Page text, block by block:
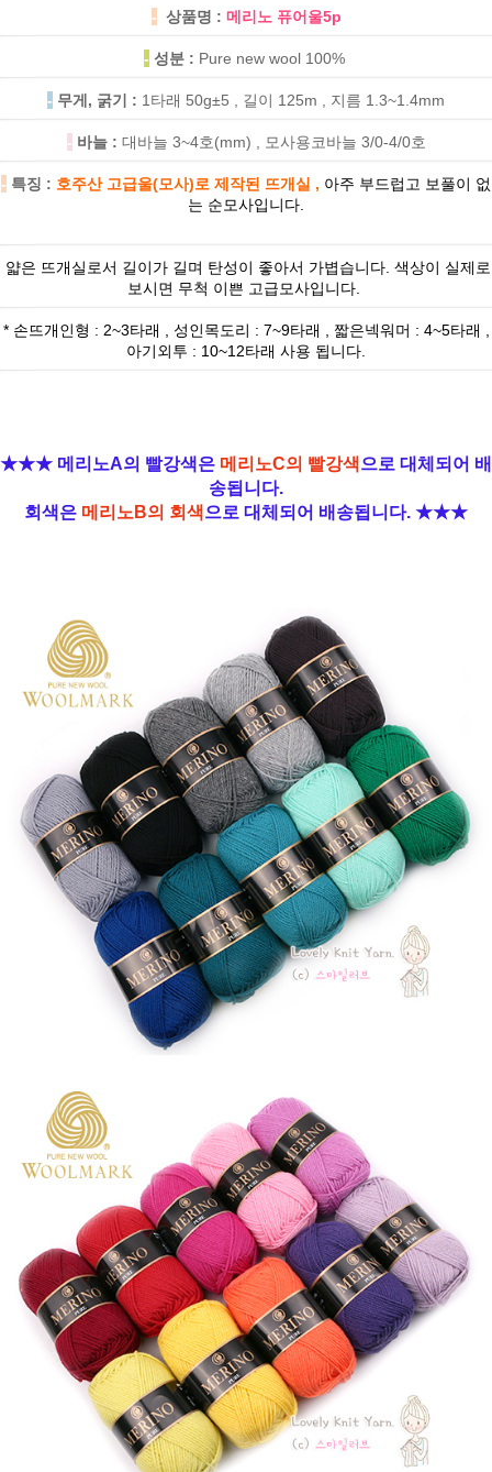
- 상품명 : 메리노 퓨어울5p
- 성분 : Pure new wool 100%
- 무게, 굵기 : 1타래 50g±5 , 길이 125m , 지름 1.3~1.4mm
- 바늘 : 대바늘 3~4호(mm) , 모사용코바늘 3/0-4/0호
- 특징 : 호주산 고급울(모사)로 제작된 뜨개실 , 아주 부드럽고 보풀이 없
는 순모사입니다.
얇은 뜨개실로서 길이가 길며 탄성이 좋아서 가볍습니다. 색상이 실제로
보시면 무척 이쁜 고급모사입니다.
* 손뜨개인형 : 2~3타래 , 성인목도리 : 7~9타래 , 짧은넥워머 : 4~5타래 ,
아기외투 : 10~12타래 사용 됩니다.
★★★ 메리노A의 빨강색은 메리노C의 빨강색으로 대체되어 배
송됩니다.
회색은 메리노B의 회색으로 대체되어 배송됩니다. ★★★